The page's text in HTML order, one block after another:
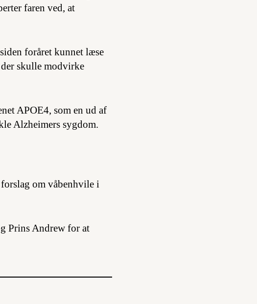
faren ved, at
foråret kunnet læse
skulle modvirke
APOE4, som en ud af
Alzheimers sygdom.
om våbenhvile i
Prins Andrew for at